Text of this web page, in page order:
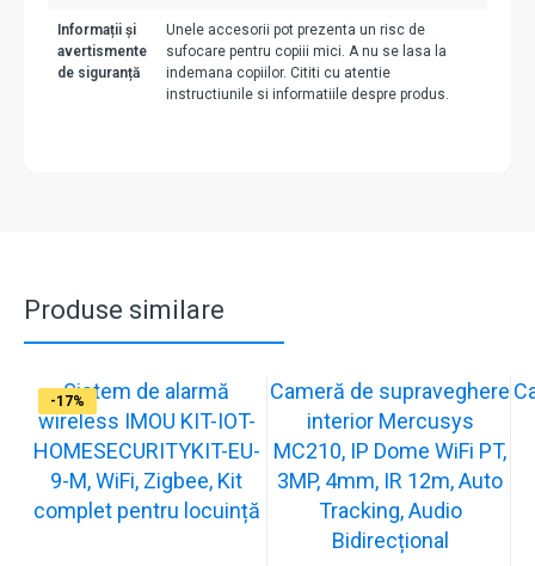
Informații și
avertismente
de siguranță
Unele accesorii pot prezenta un risc de
sufocare pentru copiii mici. A nu se lasa la
indemana copiilor. Cititi cu atentie
instructiunile si informatiile despre produs.
Produse similare
-31%
Sistem de alarmă
wireless IMOU KIT-IOT-
HOMESECURITYKIT-EU-
9-M, WiFi, Zigbee, Kit
complet pentru locuință
-19%
Cameră de supraveghere
interior Mercusys
MC210, IP Dome WiFi PT,
3MP, 4mm, IR 12m, Auto
Tracking, Audio
Bidirecțional
-21%
-13%
-15%
-20%
-12%
-13%
-16%
-17%